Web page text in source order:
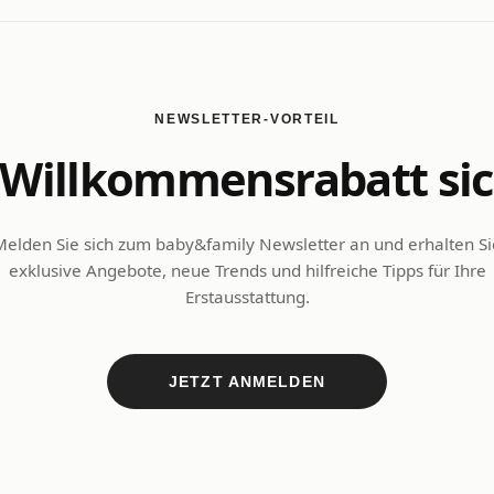
NEWSLETTER-VORTEIL
Sie sich zum baby&family Newsletter an und erhalten
exklusive Angebote, neue Trends und hilfreiche Tipps für Ihre
Erstausstattung.
JETZT ANMELDEN